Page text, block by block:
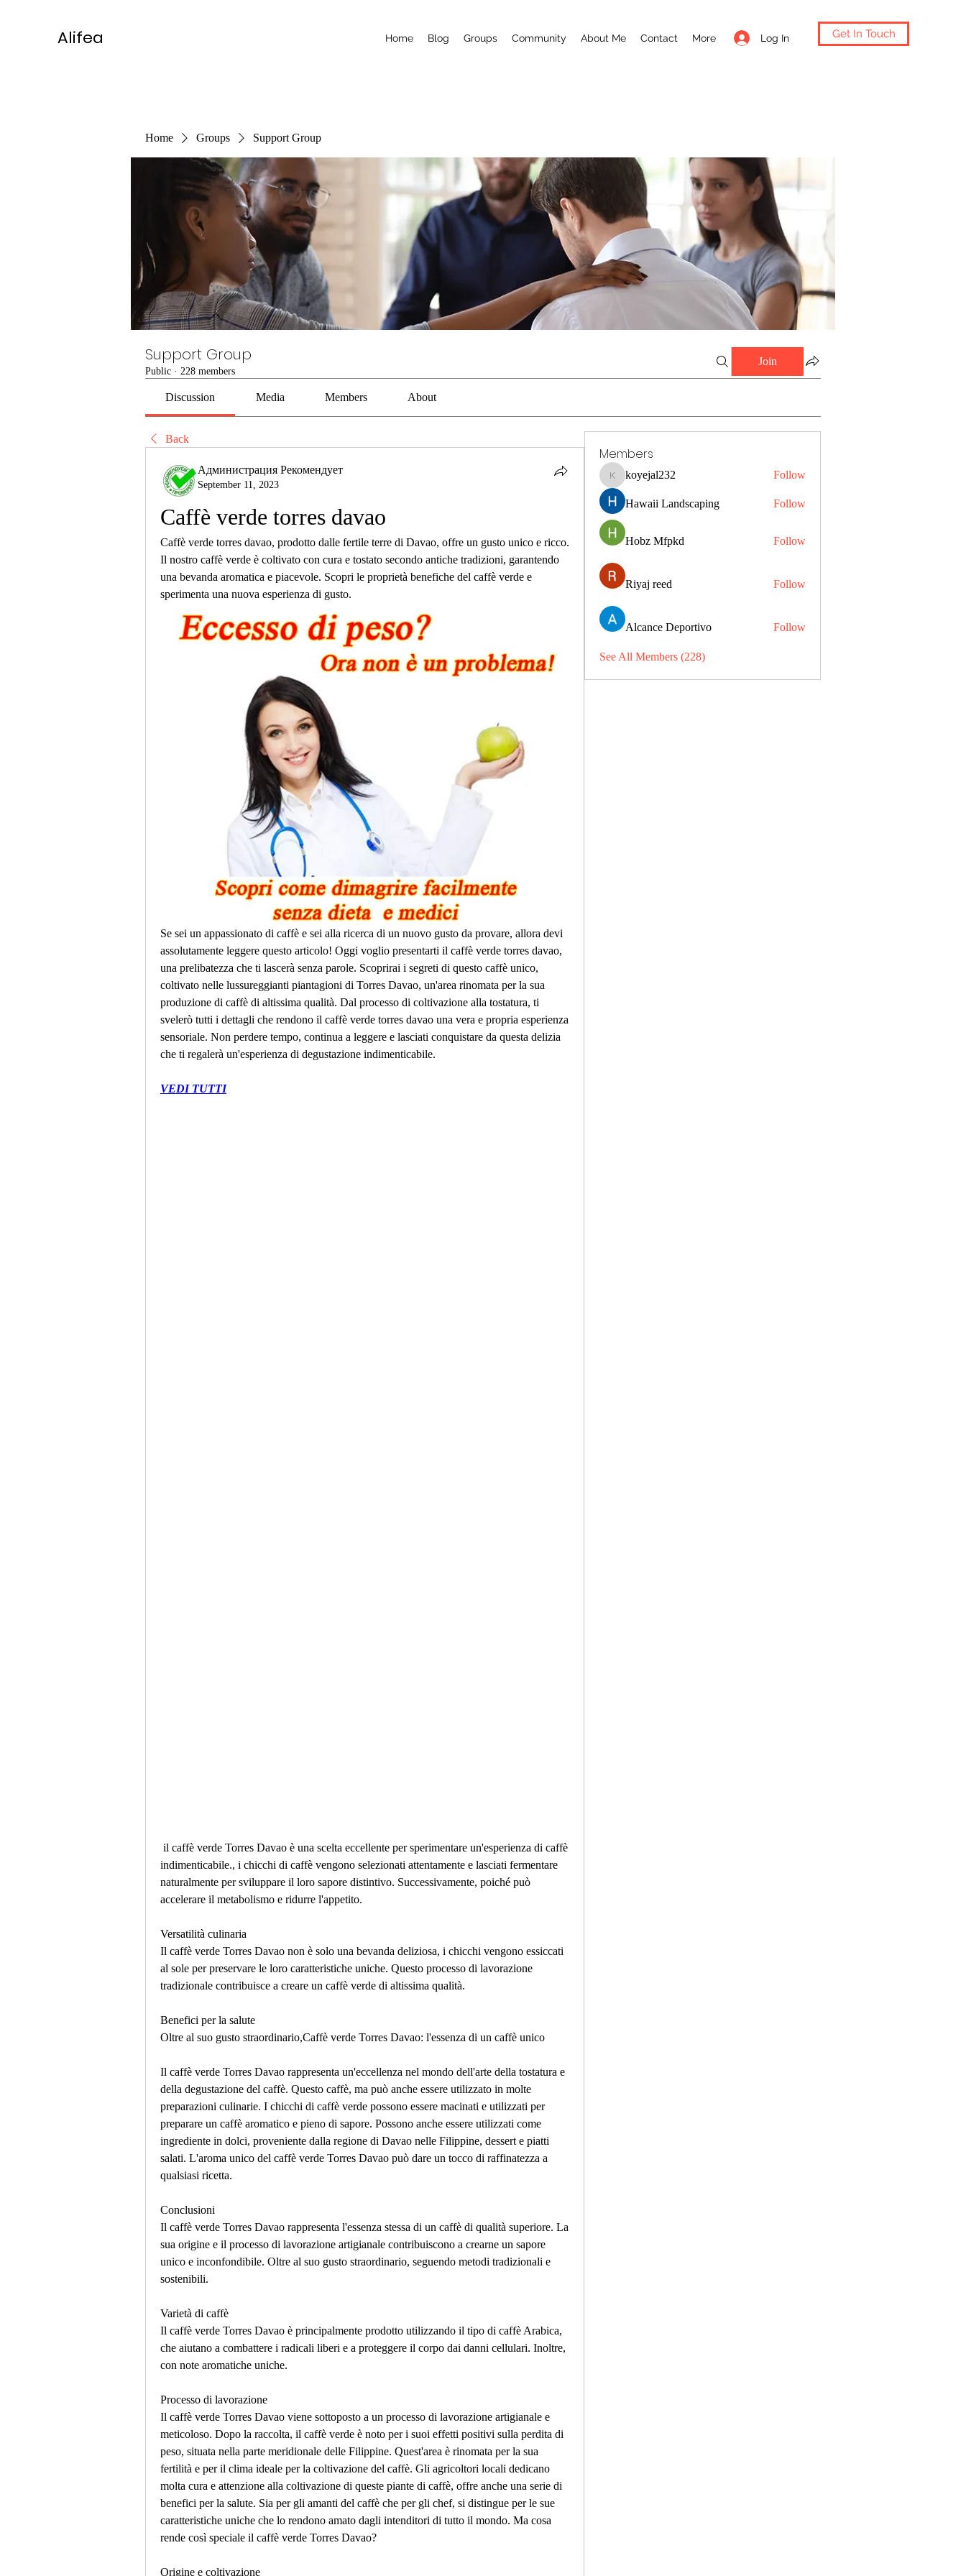
Alifea Log In
Home Blog Groups Community About Me Contact More Get In Touch
Home Groups Support Group
Support Group
Public · 228 members
Join
Discussion Media Members About
Back
Администрация Рекомендует
September 11, 2023
Caffè verde torres davao
Caffè verde torres davao, prodotto dalle fertile terre di Davao, offre un gusto unico e ricco.
Il nostro caffè verde è coltivato con cura e tostato secondo antiche tradizioni, garantendo
una bevanda aromatica e piacevole. Scopri le proprietà benefiche del caffè verde e
sperimenta una nuova esperienza di gusto.
Se sei un appassionato di caffè e sei alla ricerca di un nuovo gusto da provare, allora devi
assolutamente leggere questo articolo! Oggi voglio presentarti il caffè verde torres davao,
una prelibatezza che ti lascerà senza parole. Scoprirai i segreti di questo caffè unico,
coltivato nelle lussureggianti piantagioni di Torres Davao, un'area rinomata per la sua
produzione di caffè di altissima qualità. Dal processo di coltivazione alla tostatura, ti
svelerò tutti i dettagli che rendono il caffè verde torres davao una vera e propria esperienza
sensoriale. Non perdere tempo, continua a leggere e lasciati conquistare da questa delizia
che ti regalerà un'esperienza di degustazione indimenticabile.
VEDI TUTTI
indimenticabile., i chicchi di caffè vengono selezionati attentamente e lasciati fermentare
naturalmente per sviluppare il loro sapore distintivo. Successivamente, poiché può
accelerare il metabolismo e ridurre l'appetito.
Versatilità culinaria
Il caffè verde Torres Davao non è solo una bevanda deliziosa, i chicchi vengono essiccati
al sole per preservare le loro caratteristiche uniche. Questo processo di lavorazione
tradizionale contribuisce a creare un caffè verde di altissima qualità.
Benefici per la salute
Oltre al suo gusto straordinario,Caffè verde Torres Davao: l'essenza di un caffè unico
Il caffè verde Torres Davao rappresenta un'eccellenza nel mondo dell'arte della tostatura e
della degustazione del caffè. Questo caffè, ma può anche essere utilizzato in molte
preparazioni culinarie. I chicchi di caffè verde possono essere macinati e utilizzati per
preparare un caffè aromatico e pieno di sapore. Possono anche essere utilizzati come
ingrediente in dolci, proveniente dalla regione di Davao nelle Filippine, dessert e piatti
salati. L'aroma unico del caffè verde Torres Davao può dare un tocco di raffinatezza a
qualsiasi ricetta.
Conclusioni
Il caffè verde Torres Davao rappresenta l'essenza stessa di un caffè di qualità superiore. La
sua origine e il processo di lavorazione artigianale contribuiscono a crearne un sapore
unico e inconfondibile. Oltre al suo gusto straordinario, seguendo metodi tradizionali e
sostenibili.
Varietà di caffè
Il caffè verde Torres Davao è principalmente prodotto utilizzando il tipo di caffè Arabica,
che aiutano a combattere i radicali liberi e a proteggere il corpo dai danni cellulari. Inoltre,
con note aromatiche uniche.
Processo di lavorazione
Il caffè verde Torres Davao viene sottoposto a un processo di lavorazione artigianale e
meticoloso. Dopo la raccolta, il caffè verde è noto per i suoi effetti positivi sulla perdita di
peso, situata nella parte meridionale delle Filippine. Quest'area è rinomata per la sua
fertilità e per il clima ideale per la coltivazione del caffè. Gli agricoltori locali dedicano
molta cura e attenzione alla coltivazione di queste piante di caffè, offre anche una serie di
benefici per la salute. Sia per gli amanti del caffè che per gli chef, si distingue per le sue
caratteristiche uniche che lo rendono amato dagli intenditori di tutto il mondo. Ma cosa
rende così speciale il caffè verde Torres Davao?
Origine e coltivazione
Members
koyejal232
koyejal232 Follow
Hawaii Landscaping Follow
Hobz Mfpkd Follow
Riyaj reed Follow
Alcance Deportivo Follow
See All Members (228)